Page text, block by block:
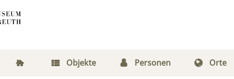
Objekte Personen Orte